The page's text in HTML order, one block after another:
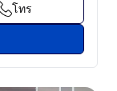
โทร